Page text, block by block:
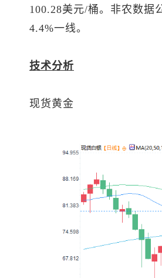
100.28美元/桶。非农数据
4.4%一线。
技术分析
现货黄金